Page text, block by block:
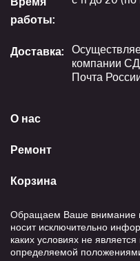
О нас
Ремонт
Корзина
работы:
Доставка:
компании
Почта
Обращаем Ваше внимание
носит исключительно
каких условиях не
определяемой